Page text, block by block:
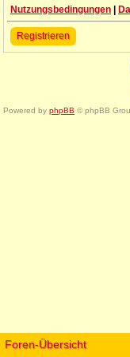
Nutzungsbedingungen
Registrieren
Powered by phpBB © phpBB
Foren-Übersicht